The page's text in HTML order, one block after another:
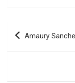
Navegación
de
Amaury